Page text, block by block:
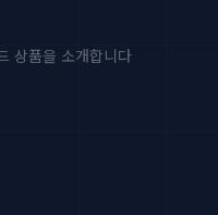
상품을 소개합니다